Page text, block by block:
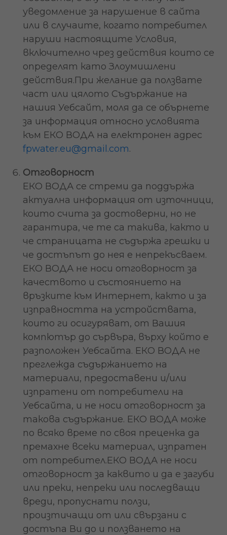
уведомление за нарушение в сайта
или в случаите, когато потребител
наруши настоящите Условия,
включително чрез действия които се
определят като Злоумишлени
действия.При желание да ползвате
част или цялото Съдържание на
нашия Уебсайт, моля да се обърнете
за информация относно условията
към ЕКО ВОДА на електронен адрес
fpwater.eu@gmail.com.
Отговорност
ЕКО ВОДА се стреми да поддържа
актуална информация от източници,
които счита за достоверни, но не
гарантира, че те са такива, както и
че страницата не съдържа грешки и
че достъпът до нея е непрекъсваем.
ЕКО ВОДА не носи отговорност за
качеството и състоянието на
връзките към Интернет, както и за
изправността на устройствата,
които ги осигуряват, от Вашия
компютър до сървъра, върху който е
разположен Уебсайта. ЕКО ВОДА не
преглежда съдържанието на
материали, предоставени и/или
изпратени от потребители на
Уебсайта, и не носи отговорност за
такова съдържание. ЕКО ВОДА може
по всяко време по своя преценка да
премахне всеки материал, изпратен
от потребител.ЕКО ВОДА не носи
отговорност за каквито и да е загуби
или преки, непреки или последващи
вреди, пропуснати ползи,
произтичащи от или свързани с
достъпа Ви до и ползването на